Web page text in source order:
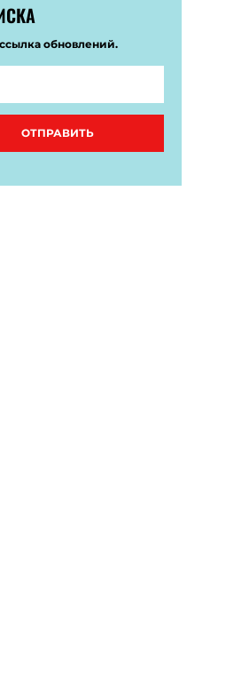
обновлений.
ОТПРАВИТЬ